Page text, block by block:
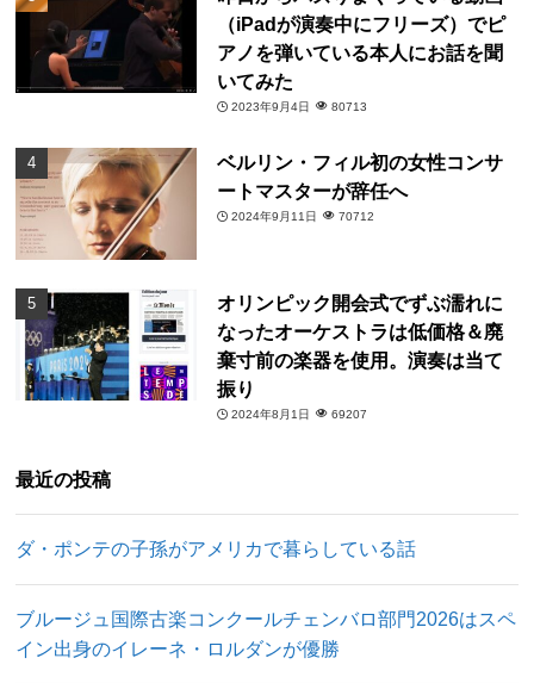
（iPadが演奏中にフリーズ）でピ
アノを弾いている本人にお話を聞
いてみた
2023年9月4日 80713
ベルリン・フィル初の女性コンサ
ートマスターが辞任へ
2024年9月11日 70712
オリンピック開会式でずぶ濡れに
なったオーケストラは低価格＆廃
棄寸前の楽器を使用。演奏は当て
振り
2024年8月1日 69207
最近の投稿
ダ・ポンテの子孫がアメリカで暮らしている話
ブルージュ国際古楽コンクールチェンバロ部門2026はスペ
イン出身のイレーネ・ロルダンが優勝